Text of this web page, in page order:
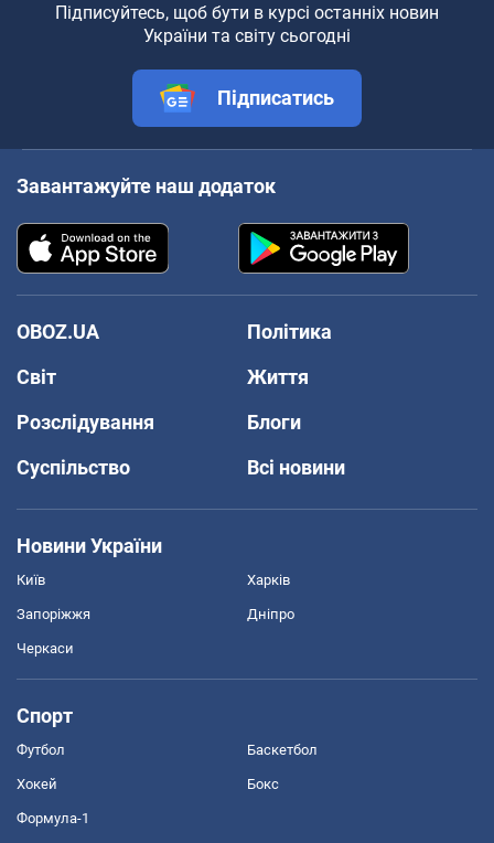
Підписуйтесь, щоб бути в курсі останніх новин
України та світу сьогодні
Підписатись
Завантажуйте наш додаток
OBOZ.UA
Політика
Світ
Життя
Розслідування
Блоги
Суспільство
Всі новини
Новини України
Київ Харків
Запоріжжя Дніпро
Черкаси
Спорт
Футбол Баскетбол
Хокей Бокс
Формула-1